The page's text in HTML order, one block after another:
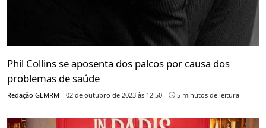
Phil Collins se aposenta dos palcos por causa dos
problemas de saúde
Redação GLMRM 02 de outubro de 2023 às 12:50 5 minutos de leitura